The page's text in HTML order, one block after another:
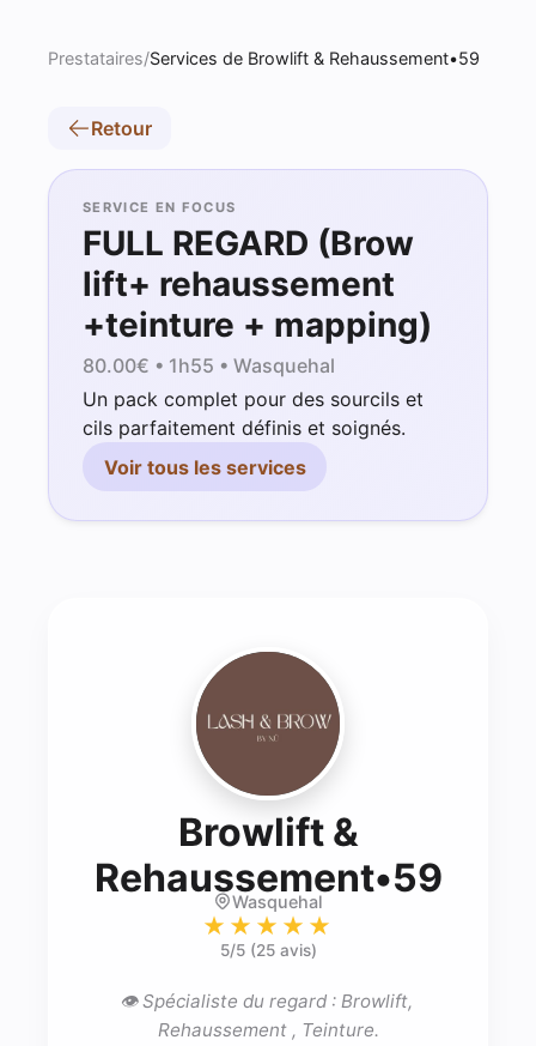
Prestataires/Services de Browlift & Rehaussement•59
Retour
SERVICE EN FOCUS
FULL REGARD (Brow
lift+ rehaussement
+teinture + mapping)
80.00€ • 1h55 • Wasquehal
Un pack complet pour des sourcils et
cils parfaitement définis et soignés.
Voir tous les services
Browlift &
Rehaussement•59-
Wasquehal
★★★★★
5/5 (25 avis)
👁 Spécialiste du regard : Browlift,
Rehaussement , Teinture.